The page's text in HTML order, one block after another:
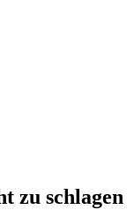
zu schlagen